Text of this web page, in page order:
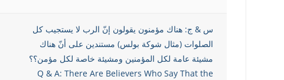
س & ج: هناك مؤمنون يقولون إنّ الرب لا يستجيب كل
الصلوات (مثال شوكة بولس) مستندين على أنّ هناك
مشيئة عامة لكل المؤمنين ومشيئة خاصة لكل مؤمن؟؟
Q & A: There Are Believers Who Say That the